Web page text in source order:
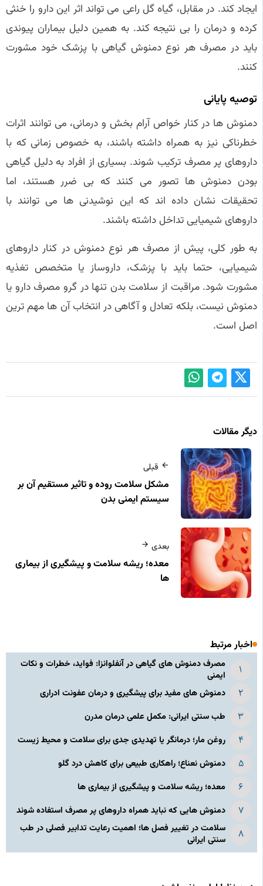
ایجاد کند. در مقابل، گیاه گل راعی می‌ تواند اثر این دارو را خنثی
کرده و درمان را بی‌ نتیجه کند. به همین دلیل بیماران پیوندی
باید در مصرف هر نوع دمنوش گیاهی با پزشک خود مشورت
کنند.
توصیه پایانی
دمنوش‌ ها در کنار خواص آرام‌ بخش و درمانی، می‌ توانند اثرات
خطرناکی نیز به همراه داشته باشند، به خصوص زمانی که با
داروهای پر مصرف ترکیب شوند. بسیاری از افراد به دلیل گیاهی
بودن دمنوش‌ ها تصور می‌ کنند که بی‌ ضرر هستند، اما
تحقیقات نشان داده‌ اند که این نوشیدنی‌ ها می‌ توانند با
داروهای شیمیایی تداخل داشته باشند.
به طور کلی، پیش از مصرف هر نوع دمنوش در کنار داروهای
شیمیایی، حتما باید با پزشک، داروساز یا متخصص تغذیه
مشورت شود. مراقبت از سلامت بدن تنها در گرو مصرف دارو یا
دمنوش نیست، بلکه تعادل و آگاهی در انتخاب آن‌ ها مهم‌ ترین
اصل است.
دیگر مقالات
قبلی
مشکل سلامت روده و تاثیر مستقیم آن بر
سیستم ایمنی بدن
بعدی
معده؛ ریشه سلامت و پیشگیری از بیماری‌
ها
اخبار مرتبط
مصرف دمنوش‌ های گیاهی در آنفلوانزا: فواید، خطرات و نکات
ایمنی
دمنوش‌ های مفید برای پیشگیری و درمان عفونت ادراری
طب سنتی ایرانی: مکمل علمی درمان مدرن
روغن مار؛ درمانگر یا تهدیدی جدی برای سلامت و محیط زیست
دمنوش نعناع؛ راهکاری طبیعی برای کاهش درد گلو
معده؛ ریشه سلامت و پیشگیری از بیماری‌ ها
دمنوش‌ هایی که نباید همراه داروهای پر مصرف استفاده شوند
سلامت در تغییر فصل‌ ها؛ اهمیت رعایت تدابیر فصلی در طب
سنتی ایرانی